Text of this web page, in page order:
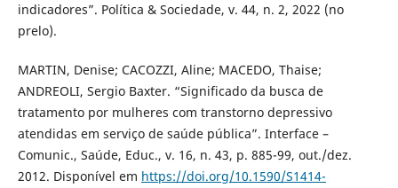
indicadores”. Política & Sociedade, v. 44, n. 2, 2022 (no
prelo).
MARTIN, Denise; CACOZZI, Aline; MACEDO, Thaise;
ANDREOLI, Sergio Baxter. “Significado da busca de
tratamento por mulheres com transtorno depressivo
atendidas em serviço de saúde pública”. Interface –
Comunic., Saúde, Educ., v. 16, n. 43, p. 885-99, out./dez.
2012. Disponível em https://doi.org/10.1590/S1414-